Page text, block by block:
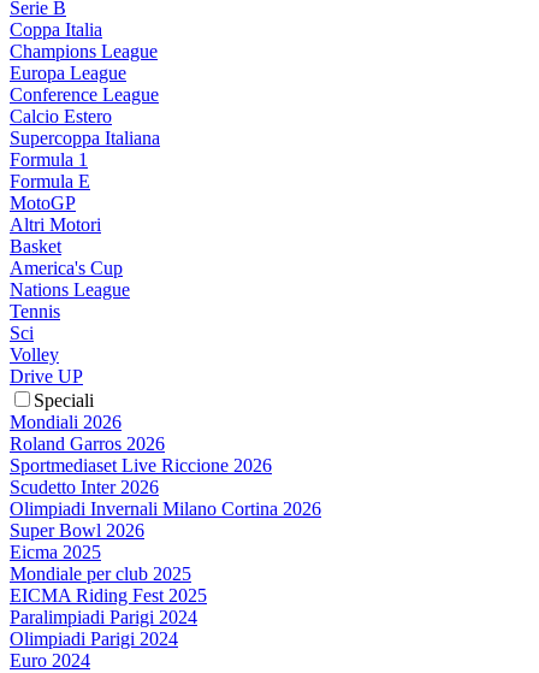
Serie B
Coppa Italia
Champions League
Europa League
Conference League
Calcio Estero
Supercoppa Italiana
Formula 1
Formula E
MotoGP
Altri Motori
Basket
America's Cup
Nations League
Tennis
Sci
Volley
Drive UP
Speciali
Mondiali 2026
Roland Garros 2026
Sportmediaset Live Riccione 2026
Scudetto Inter 2026
Olimpiadi Invernali Milano Cortina 2026
Super Bowl 2026
Eicma 2025
Mondiale per club 2025
EICMA Riding Fest 2025
Paralimpiadi Parigi 2024
Olimpiadi Parigi 2024
Euro 2024